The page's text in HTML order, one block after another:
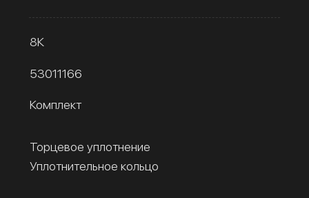
8К
53011166
Комплект
Торцевое уплотнение
Уплотнительное кольцо